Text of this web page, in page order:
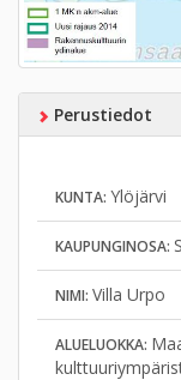
Perustiedot
KUNTA: Ylöjärvi
KAUPUNGINOSA:
NIMI: Villa Urpo
ALUELUOKKA: